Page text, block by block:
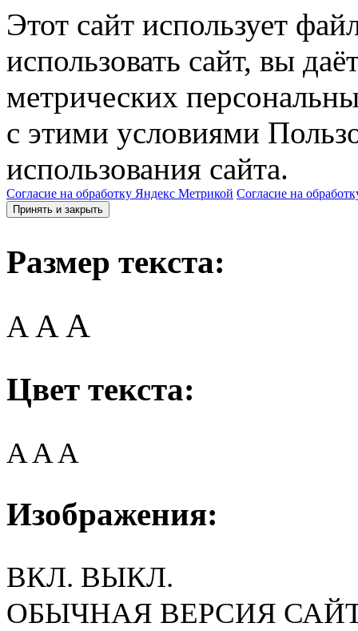
Этот сайт использует
использовать сайт, вы
метрических
с этими условиями
использования сайта.
Согласие на обработку Яндекс Метрикой Согласие на
Принять и закрыть
Размер текста:
A AA
Цвет текста:
AAA
Изображения:
ВКЛ. ВЫКЛ.
ОБЫЧНАЯ ВЕРСИЯ